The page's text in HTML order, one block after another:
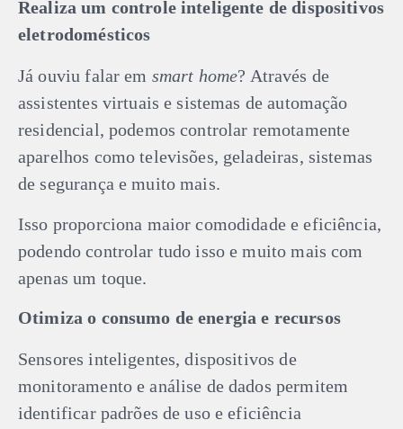
Realiza um controle inteligente de dispositivos
eletrodomésticos
Já ouviu falar em smart home? Através de
assistentes virtuais e sistemas de automação
residencial, podemos controlar remotamente
aparelhos como televisões, geladeiras, sistemas
de segurança e muito mais.
Isso proporciona maior comodidade e eficiência,
podendo controlar tudo isso e muito mais com
apenas um toque.
Otimiza o consumo de energia e recursos
Sensores inteligentes, dispositivos de
monitoramento e análise de dados permitem
identificar padrões de uso e eficiência